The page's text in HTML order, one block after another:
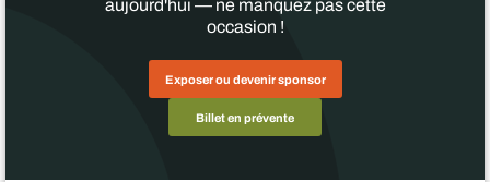
occasion !
Exposer ou devenir sponsor
Billet en prévente